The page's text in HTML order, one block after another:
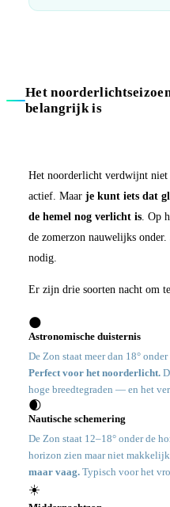
Het
belangrijk is
Het noorderlicht verdwijnt
actief. Maar je kunt iets dat
de hemel nog verlicht is . Op
de zomerzon nauwelijks onder.
nodig.
Er zijn drie soorten nacht om
🌑
Astronomische duisternis
De Zon staat meer dan 18°
Perfect voor het noorderlicht.
hoge breedtegraden — en het
🌒
Nautische schemering
De Zon staat 12–18° onder de
horizon zien maar niet makkelijk
maar vaag. Typisch voor het
☀️